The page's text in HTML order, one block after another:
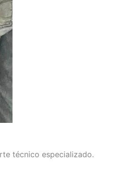
técnico especializado.